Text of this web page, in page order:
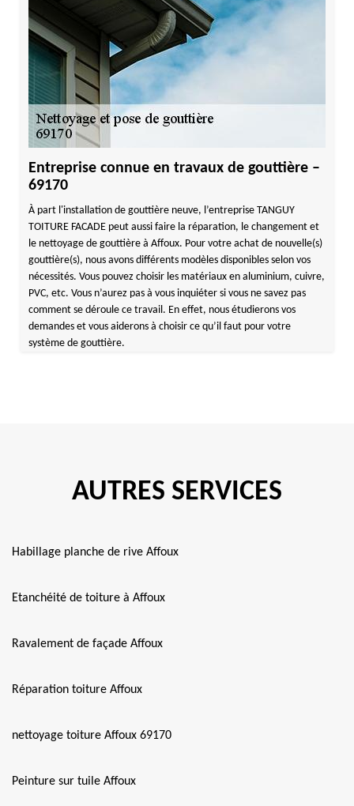
Entreprise connue en travaux de gouttière –
69170
À part l'installation de gouttière neuve, l’entreprise TANGUY
TOITURE FACADE peut aussi faire la réparation, le changement et
le nettoyage de gouttière à Affoux. Pour votre achat de nouvelle(s)
gouttière(s), nous avons différents modèles disponibles selon vos
nécessités. Vous pouvez choisir les matériaux en aluminium, cuivre,
PVC, etc. Vous n’aurez pas à vous inquiéter si vous ne savez pas
comment se déroule ce travail. En effet, nous étudierons vos
demandes et vous aiderons à choisir ce qu’il faut pour votre
système de gouttière.
AUTRES SERVICES
Habillage planche de rive Affoux
Etanchéité de toiture à Affoux
Ravalement de façade Affoux
Réparation toiture Affoux
nettoyage toiture Affoux 69170
Peinture sur tuile Affoux